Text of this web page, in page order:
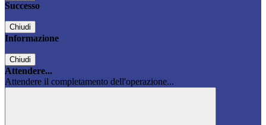
Successo
Chiudi
Informazione
Chiudi
Attendere...
Attendere il completamento dell'operazione...